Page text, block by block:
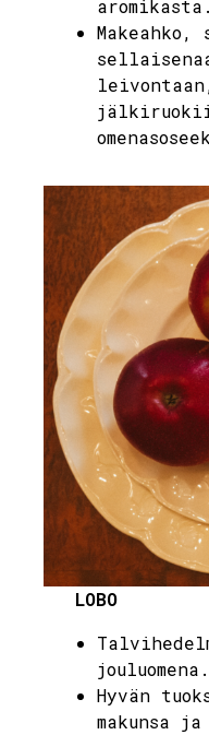
aromikasta.
LOBO
jouluomena.
Hyvän
makunsa ja